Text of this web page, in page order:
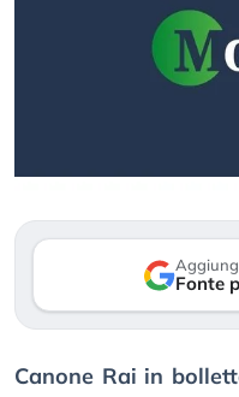
Fonte
Canone Rai in